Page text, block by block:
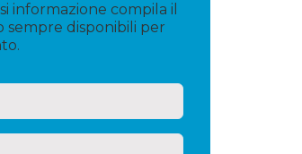
informazione compila il
sempre disponibili per